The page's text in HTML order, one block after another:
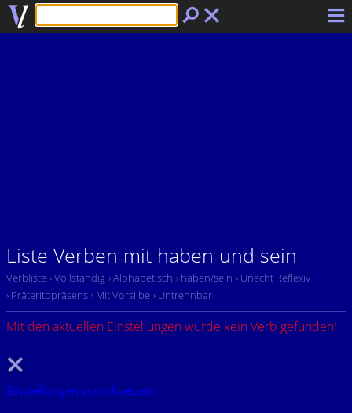
Liste Verben mit haben und sein
Verbliste › Vollständig › Alphabetisch › haben/sein › Unecht Reflexiv
› Präteritopräsens › Mit Vorsilbe › Untrennbar
Mit den aktuellen Einstellungen wurde kein Verb gefunden!
Einstellungen zurücksetzen.